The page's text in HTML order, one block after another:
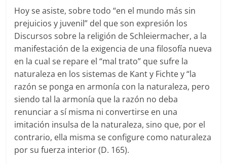
Hoy se asiste, sobre todo “en el mundo más sin
prejuicios y juvenil” del que son expresión los
Discursos sobre la religión de Schleiermacher, a la
manifestación de la exigencia de una filosofía nueva
en la cual se repare el “mal trato” que sufre la
naturaleza en los sistemas de Kant y Fichte y “la
razón se ponga en armonía con la naturaleza, pero
siendo tal la armonía que la razón no deba
renunciar a sí misma ni convertirse en una
imitación insulsa de la naturaleza, sino que, por el
contrario, ella misma se configure como naturaleza
por su fuerza interior (D. 165).